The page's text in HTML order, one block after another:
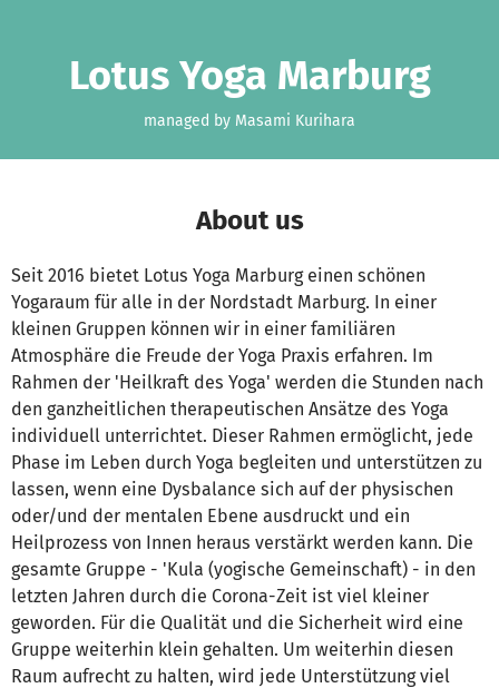
Lotus Yoga Marburg
managed by Masami Kurihara
About us
Seit 2016 bietet Lotus Yoga Marburg einen schönen
Yogaraum für alle in der Nordstadt Marburg. In einer
kleinen Gruppen können wir in einer familiären
Atmosphäre die Freude der Yoga Praxis erfahren. Im
Rahmen der 'Heilkraft des Yoga' werden die Stunden nach
den ganzheitlichen therapeutischen Ansätze des Yoga
individuell unterrichtet. Dieser Rahmen ermöglicht, jede
Phase im Leben durch Yoga begleiten und unterstützen zu
lassen, wenn eine Dysbalance sich auf der physischen
oder/und der mentalen Ebene ausdruckt und ein
Heilprozess von Innen heraus verstärkt werden kann. Die
gesamte Gruppe - 'Kula (yogische Gemeinschaft) - in den
letzten Jahren durch die Corona-Zeit ist viel kleiner
geworden. Für die Qualität und die Sicherheit wird eine
Gruppe weiterhin klein gehalten. Um weiterhin diesen
Raum aufrecht zu halten, wird jede Unterstützung viel